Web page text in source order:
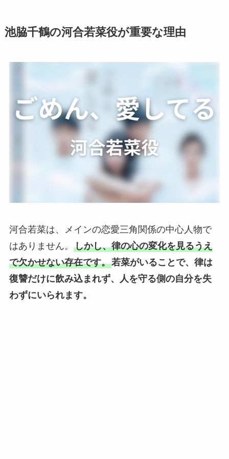
池脇千鶴の河合若菜役が重要な理由
河合若菜は、メインの恋愛三角関係の中心人物で
はありません。 しかし、律の心の変化を見るうえ
で欠かせない存在です。若菜がいることで、律は
復讐だけに飲み込まれず、人を守る側の自分を失
わずにいられます。